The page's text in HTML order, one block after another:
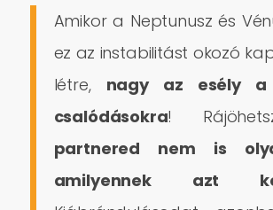
Amikor a Neptunusz és
ez az instabilitást okozó
létre, nagy az esély a
csalódásokra!
partnered nem is
amilyennek azt